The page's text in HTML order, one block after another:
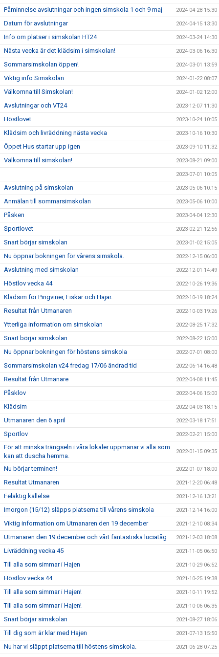
Påminnelse avslutningar och ingen simskola 1 och 9 maj 2024-04-28 15:30
Datum för avslutningar 2024-04-15 13:30
Info om platser i simskolan HT24 2024-03-24 14:30
Nästa vecka är det klädsim i simskolan! 2024-03-06 16:30
Sommarsimskolan öppen! 2024-03-01 13:59
Viktig info Simskolan 2024-01-22 08:07
Välkomna till Simskolan! 2024-01-02 12:00
Avslutningar och VT24 2023-12-07 11:30
Höstlovet 2023-10-24 10:05
Klädsim och livräddning nästa vecka 2023-10-16 10:30
Öppet Hus startar upp igen 2023-09-10 11:32
Välkomna till simskolan! 2023-08-21 09:00
2023-07-01 10:05
Avslutning på simskolan 2023-05-06 10:15
Anmälan till sommarsimskolan 2023-05-06 10:00
Påsken 2023-04-04 12:30
Sportlovet 2023-02-21 12:56
Snart börjar simskolan 2023-01-02 15:05
Nu öppnar bokningen för vårens simskola. 2022-12-15 06:00
Avslutning med simskolan 2022-12-01 14:49
Höstlov vecka 44 2022-10-26 19:36
Klädsim för Pingviner, Fiskar och Hajar. 2022-10-19 18:24
Resultat från Utmanaren 2022-10-03 19:26
Ytterliga information om simskolan 2022-08-25 17:32
Snart börjar simskolan 2022-08-22 15:00
Nu öppnar bokningen för höstens simskola 2022-07-01 08:00
Sommarsimskolan v24 fredag 17/06 ändrad tid 2022-06-14 16:48
Resultat från Utmanare 2022-04-08 11:45
Påsklov 2022-04-06 15:00
Klädsim 2022-04-03 18:15
Utmanaren den 6 april 2022-03-18 17:51
Sportlov 2022-02-21 15:00
För att minska trängseln i våra lokaler uppmanar vi alla som
kan att duscha hemma.
2022-01-15 09:35
Nu börjar terminen! 2022-01-07 18:00
Resultat Utmanaren 2021-12-20 06:48
Felaktig kallelse 2021-12-16 13:21
Imorgon (15/12) släpps platserna till vårens simskola 2021-12-14 16:00
Viktig information om Utmanaren den 19 december 2021-12-10 08:34
Utmanaren den 19 december och vårt fantastiska luciatåg 2021-12-03 18:08
Livräddning vecka 45 2021-11-05 06:50
Till alla som simmar i Hajen 2021-10-29 06:52
Höstlov vecka 44 2021-10-25 19:38
Till alla som simmar i Hajen! 2021-10-11 19:52
Till alla som simmar i Hajen! 2021-10-06 06:35
Snart börjar simskolan 2021-08-27 18:06
Till dig som är klar med Hajen 2021-07-13 15:50
Nu har vi släppt platserna till höstens simskola. 2021-06-28 07:25